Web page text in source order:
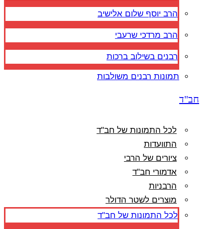
הרב יוסף שלום אלישיב
הרב מרדכי שרעבי
רבנים בשילוב ברכות
תמונות רבנים משולבות
חב"ד
לכל התמונות של חב"ד
התוועדות
ציורים של הרבי
אדמורי חב"ד
הרבניות
מוצרים לשטר הדולר
לכל התמונות של חב"ד